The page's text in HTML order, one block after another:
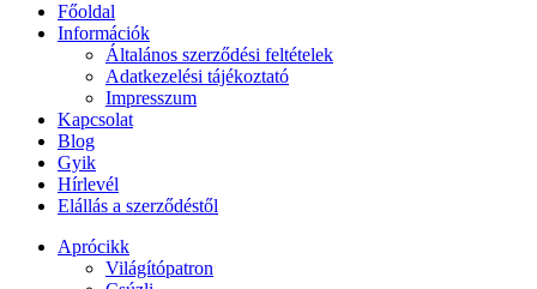
Főoldal
Információk
Általános szerződési feltételek
Adatkezelési tájékoztató
Impresszum
Kapcsolat
Blog
Gyik
Hírlevél
Elállás a szerződéstől
Aprócikk
Világítópatron